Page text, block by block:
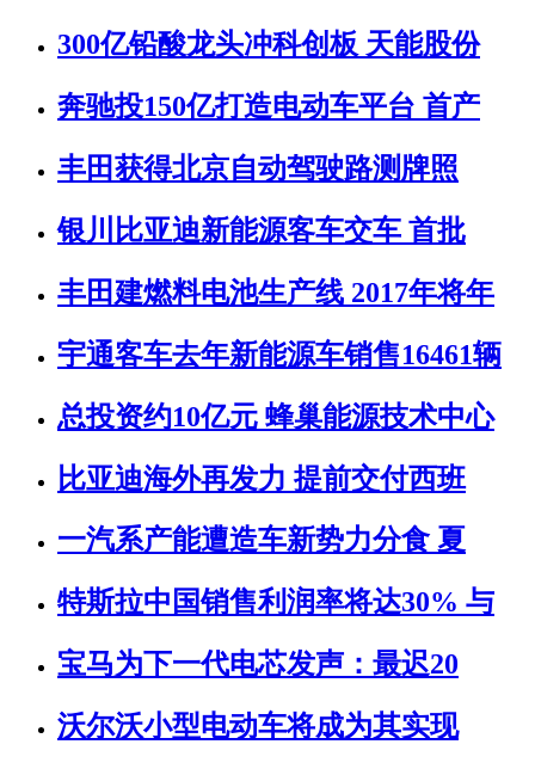
300亿铅酸龙头冲科创板 天能股份
奔驰投150亿打造电动车平台 首产
丰田获得北京自动驾驶路测牌照
银川比亚迪新能源客车交车 首批
丰田建燃料电池生产线 2017年将年
宇通客车去年新能源车销售16461辆
总投资约10亿元 蜂巢能源技术中心
比亚迪海外再发力 提前交付西班
一汽系产能遭造车新势力分食 夏
特斯拉中国销售利润率将达30% 与
宝马为下一代电芯发声：最迟20
沃尔沃小型电动车将成为其实现